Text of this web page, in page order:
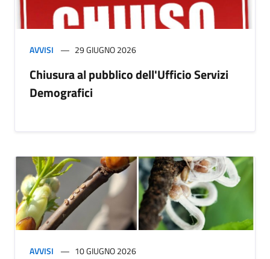
AVVISI 29 GIUGNO 2026
Chiusura al pubblico dell'Ufficio Servizi
Demografici
AVVISI 10 GIUGNO 2026